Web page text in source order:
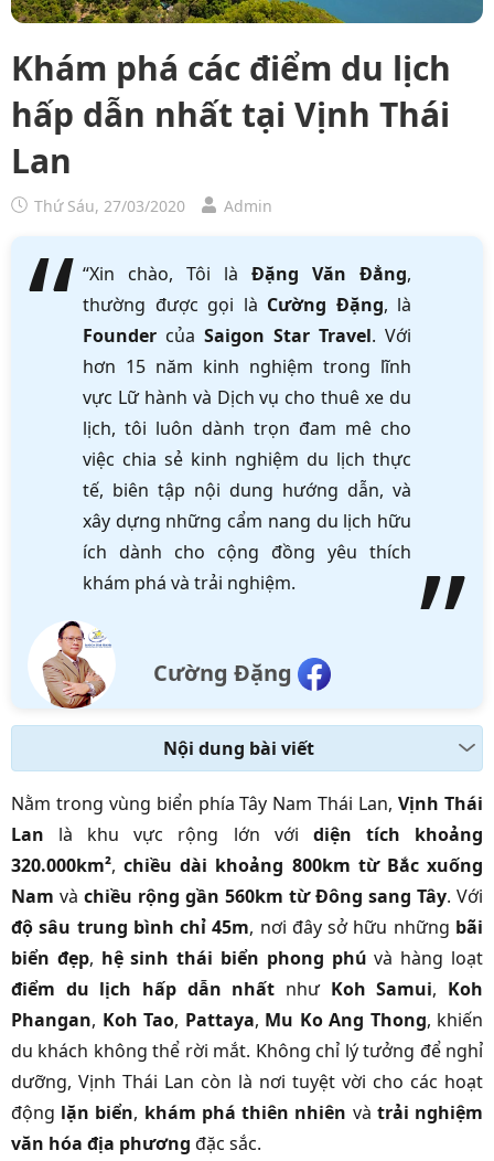
Khám phá các điểm du lịch
hấp dẫn nhất tại Vịnh Thái
Lan
Thứ Sáu, 27/03/2020 Admin
“Xin chào, Tôi là Đặng Văn Đẳng,
thường được gọi là Cường Đặng, là
Founder của Saigon Star Travel. Với
hơn 15 năm kinh nghiệm trong lĩnh
vực Lữ hành và Dịch vụ cho thuê xe du
lịch, tôi luôn dành trọn đam mê cho
việc chia sẻ kinh nghiệm du lịch thực
tế, biên tập nội dung hướng dẫn, và
xây dựng những cẩm nang du lịch hữu
ích dành cho cộng đồng yêu thích
khám phá và trải nghiệm.
Cường Đặng
Nội dung bài viết
Nằm trong vùng biển phía Tây Nam Thái Lan,Vịnh Thái
Lan là khu vực rộng lớn với diện tích khoảng
320.000km²,chiều dài khoảng 800km từ Bắc xuống
Nam và chiều rộng gần 560km từ Đông sang Tây. Với
độ sâu trung bình chỉ 45m, nơi đây sở hữu những bãi
biển đẹp, hệ sinh thái biển phong phú và hàng loạt
điểm du lịch hấp dẫn nhất như Koh Samui, Koh
Phangan, Koh Tao, Pattaya, Mu Ko Ang Thong, khiến
du khách không thể rời mắt. Không chỉ lý tưởng để nghỉ
dưỡng, Vịnh Thái Lan còn là nơi tuyệt vời cho các hoạt
động lặn biển, khám phá thiên nhiên và trải nghiệm
văn hóa địa phương đặc sắc.